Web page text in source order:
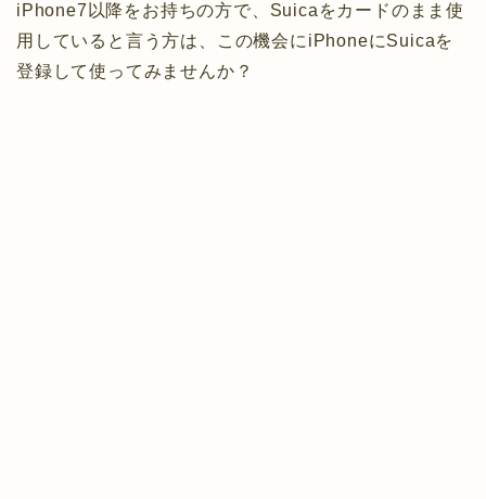
iPhone7以降をお持ちの方で、Suicaをカードのまま使
用していると言う方は、この機会にiPhoneにSuicaを
登録して使ってみませんか？